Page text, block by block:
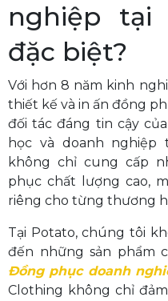
nghiệp tại
đặc biệt?
Với hơn 8 năm kinh
thiết kế và in ấn đồng
đối tác đáng tin cậy
học và doanh nghiệp
không chỉ cung cấp
phục chất lượng cao,
riêng cho từng thương
Tại Potato, chúng tôi
đến những sản phẩm
Đồng phục doanh
Clothing không chỉ